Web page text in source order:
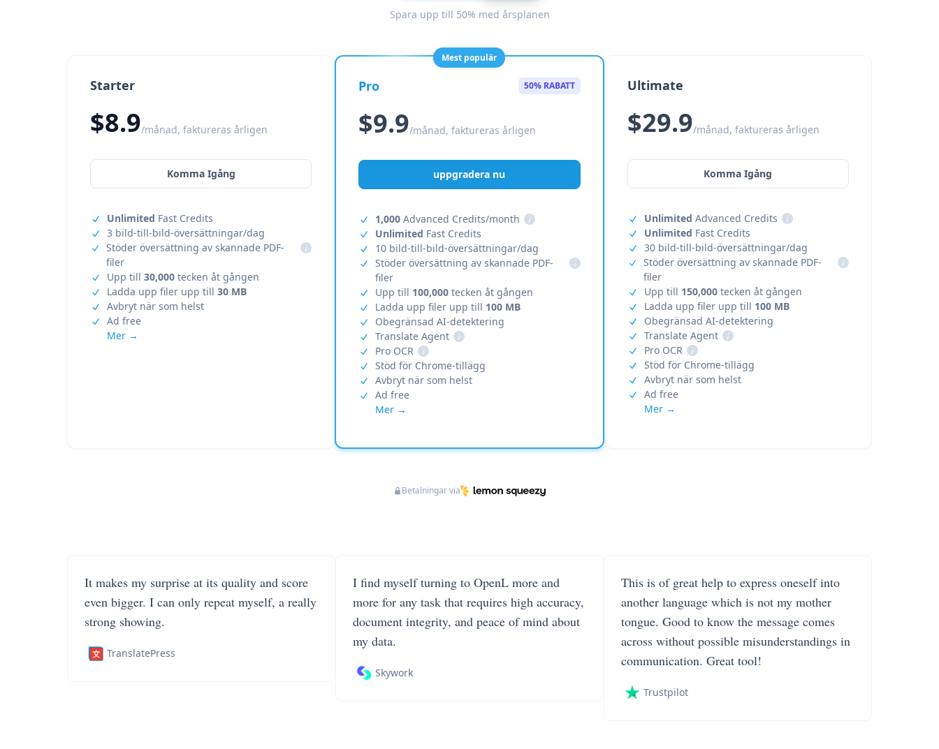
Spara upp till 50% med årsplanen
Starter
$8.9/månad, faktureras årligen
Komma Igång
Unlimited Fast Credits
3 bild-till-bild-översättningar/dag
Stöder översättning av skannade PDF-
filer
i
Upp till 30,000 tecken åt gången
Ladda upp filer upp till 30 MB
Avbryt när som helst
Ad free
Mer →
Mest populär
Pro 50% RABATT
$9.9/månad, faktureras årligen
uppgradera nu
1,000 Advanced Credits/month
i
Unlimited Fast Credits
10 bild-till-bild-översättningar/dag
Stöder översättning av skannade PDF-
filer
i
Upp till 100,000 tecken åt gången
Ladda upp filer upp till 100 MB
Obegränsad AI-detektering
Translate Agent
i
Pro OCR
i
Stöd för Chrome-tillägg
Avbryt när som helst
Ad free
Mer →
Ultimate
$29.9/månad, faktureras årligen
Komma Igång
Unlimited Advanced Credits
i
Unlimited Fast Credits
30 bild-till-bild-översättningar/dag
Stöder översättning av skannade PDF-
filer
i
Upp till 150,000tecken åt gången
Ladda upp filer upp till 100 MB
Obegränsad AI-detektering
Translate Agent
i
Pro OCR
i
Stöd för Chrome-tillägg
Avbryt när som helst
Ad free
Mer →
Betalningar via
It makes my surprise at its quality and score
even bigger. I can only repeat myself, a really
strong showing.
TranslatePress
I find myself turning to OpenL more and
more for any task that requires high accuracy,
document integrity, and peace of mind about
my data.
Skywork
This is of great help to express oneself into
another language which is not my mother
tongue. Good to know the message comes
across without possible misunderstandings in
communication. Great tool!
Trustpilot